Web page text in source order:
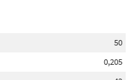
50
0,205